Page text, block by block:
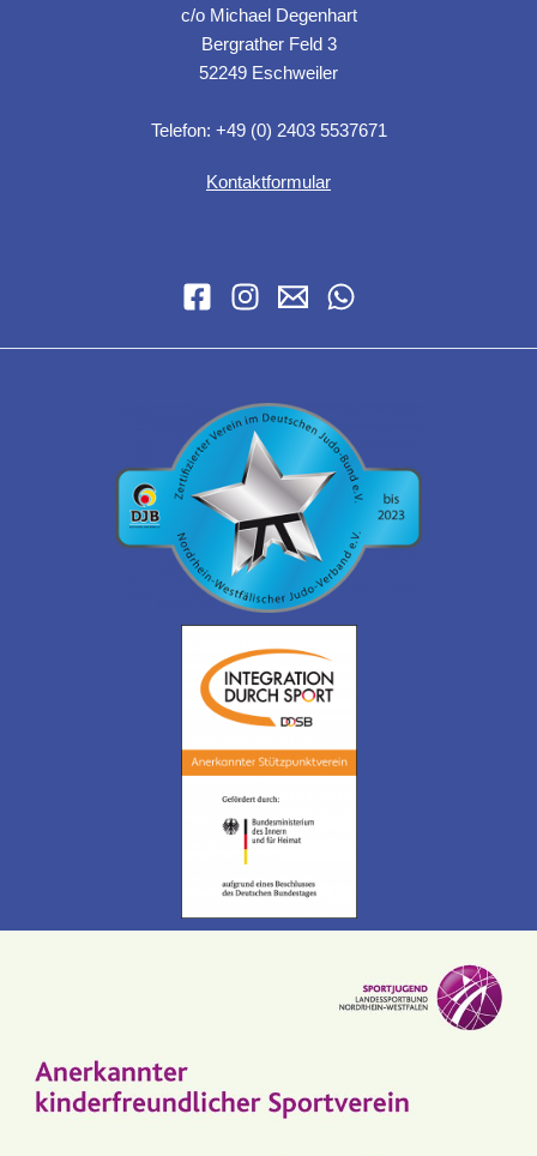
c/o Michael Degenhart
Bergrather Feld 3
52249 Eschweiler
Telefon: +49 (0) 2403 5537671
Kontaktformular